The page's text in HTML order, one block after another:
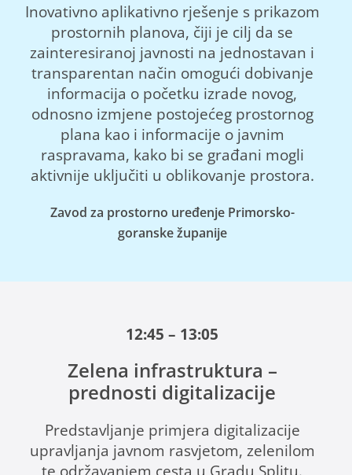
Inovativno aplikativno rješenje s prikazom
prostornih planova, čiji je cilj da se
zainteresiranoj javnosti na jednostavan i
transparentan način omogući dobivanje
informacija o početku izrade novog,
odnosno izmjene postojećeg prostornog
plana kao i informacije o javnim
raspravama, kako bi se građani mogli
aktivnije uključiti u oblikovanje prostora.
Zavod za prostorno uređenje Primorsko-
goranske županije
12:45 – 13:05
Zelena infrastruktura –
prednosti digitalizacije
Predstavljanje primjera digitalizacije
upravljanja javnom rasvjetom, zelenilom
te održavanjem cesta u Gradu Splitu.